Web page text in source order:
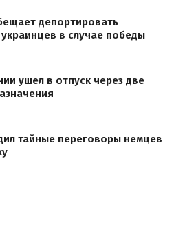
депортировать
в случае победы
ушел в отпуск через две
тайные переговоры немцев